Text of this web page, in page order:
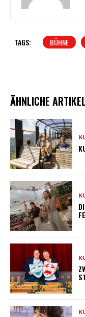
TAGS: BÜHNE
ÄHNLICHE ARTIKEL